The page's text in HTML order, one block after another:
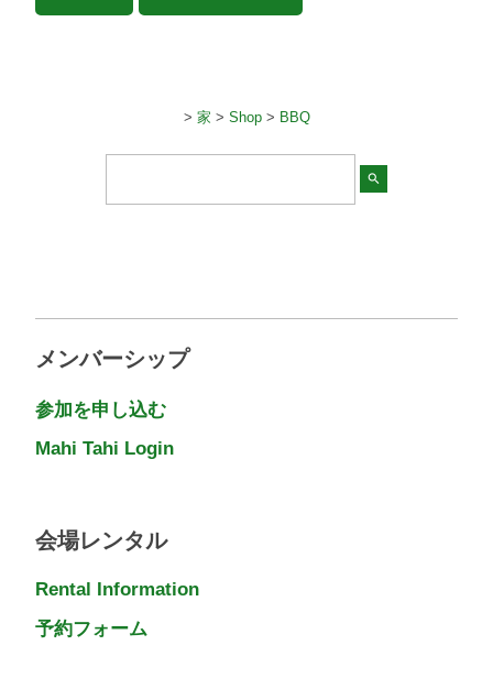
> 家 > Shop > BBQ
search
メンバーシップ
参加を申し込む
Mahi Tahi Login
会場レンタル
Rental Information
予約フォーム